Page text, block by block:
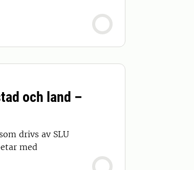
och land –
drivs av SLU
med